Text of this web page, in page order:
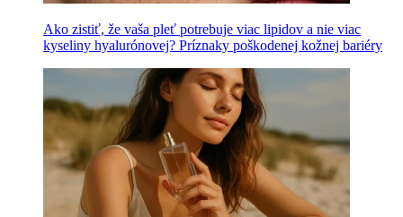
Ako zistiť, že vaša pleť potrebuje viac lipidov a nie viac
kyseliny hyalurónovej? Príznaky poškodenej kožnej bariéry